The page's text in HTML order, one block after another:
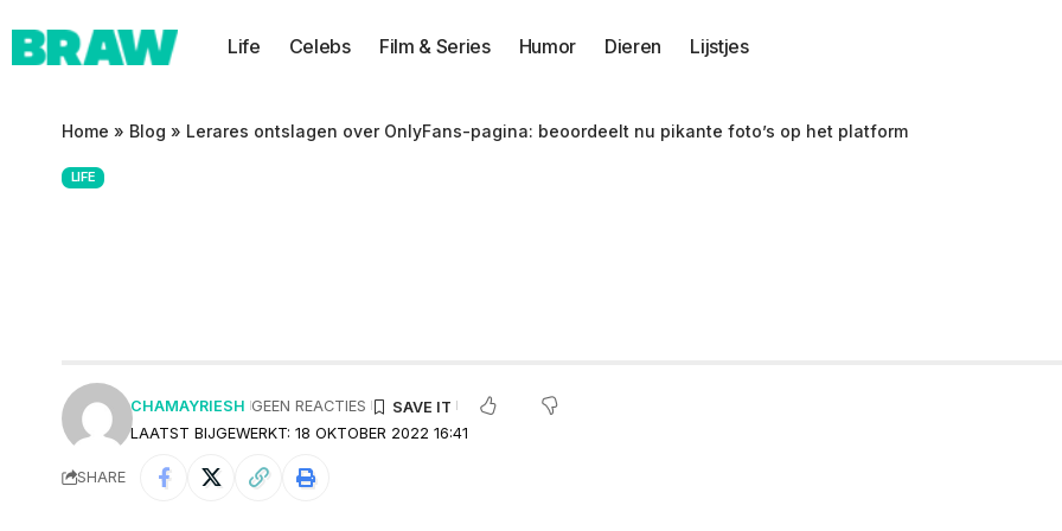
Life Celebs Film & Series Humor Dieren Lijstjes
Home » Blog » Lerares ontslagen over OnlyFans-pagina: beoordeelt nu pikante foto’s op het platform
LIFE
LAATST BIJGEWERKT: 18 OKTOBER 2022 16:41
CHAMAYRIESH GEEN REACTIES
SHARE